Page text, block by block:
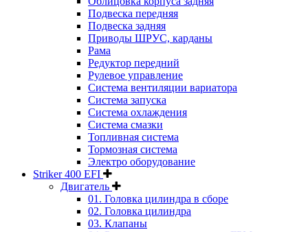
Подвеска передняя
Подвеска задняя
Приводы ШРУС, карданы
Рама
Редуктор передний
Рулевое управление
Система вентиляции вариатора
Система запуска
Система охлаждения
Система смазки
Топливная система
Тормозная система
Электро оборудование
Striker 400 EFI
Двигатель
01. Головка цилиндра в сборе
02. Головка цилиндра
03. Клапаны